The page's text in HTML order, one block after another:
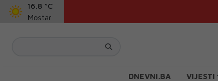
16.8 °C
Mostar
DNEVNI.BA VIJESTI